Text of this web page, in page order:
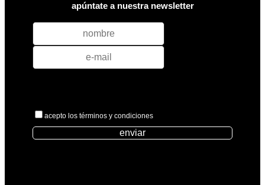
apúntate a nuestra newsletter
acepto los términos y condiciones
enviar